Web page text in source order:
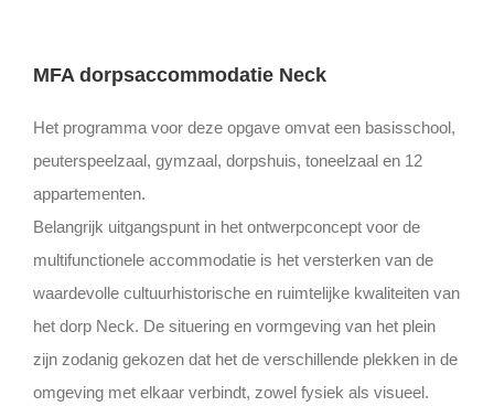
MFA dorpsaccommodatie Neck
Het programma voor deze opgave omvat een basisschool,
peuterspeelzaal, gymzaal, dorpshuis, toneelzaal en 12
appartementen.
Belangrijk uitgangspunt in het ontwerpconcept voor de
multifunctionele accommodatie is het versterken van de
waardevolle cultuurhistorische en ruimtelijke kwaliteiten van
het dorp Neck. De situering en vormgeving van het plein
zijn zodanig gekozen dat het de verschillende plekken in de
omgeving met elkaar verbindt, zowel fysiek als visueel.